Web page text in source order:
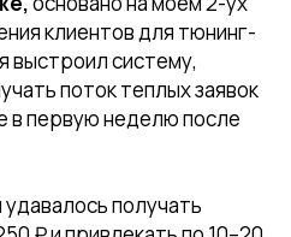
клиентов для тюнинг-
выстроил систему,
поток теплых заявок
в первую неделю после
получать